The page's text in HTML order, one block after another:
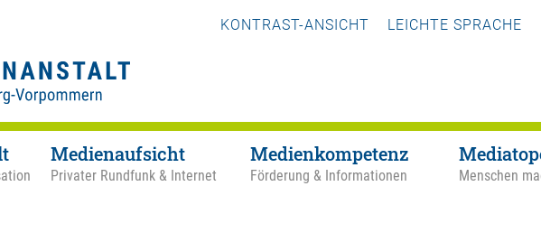
KONTRAST-ANSICHT LEICHTE SPRACHE
Medienaufsicht
Privater Rundfunk & Internet
Medienkompetenz
Förderung & Informationen Menschen